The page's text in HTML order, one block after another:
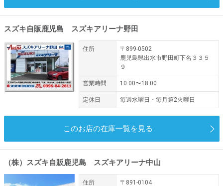
スズキ自販鹿児島 スズキアリーナ野田
住所
〒899-0502
鹿児島県出水市野田町下名３３５
９
営業時間 10:00〜18:00
定休日 毎週水曜日・毎月第2火曜日
このお店の在庫一覧を見る
（株）スズキ自販鹿児島 スズキアリーナ中山
住所 〒891-0104